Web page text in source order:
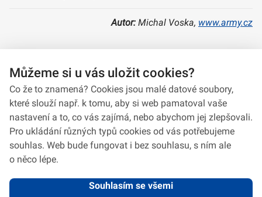
Autor: Michal Voska, www.army.cz
A report 8/2018
Můžeme si u vás uložit cookies?
Co že to znamená? Cookies jsou malé datové soubory,
které slouží např. k tomu, aby si web pamatoval vaše
nastavení a to, co vás zajímá, nebo abychom jej zlepšovali.
Pro ukládání různých typů cookies od vás potřebujeme
souhlas. Web bude fungovat i bez souhlasu, s ním ale
o něco lépe.
Souhlasím se všemi